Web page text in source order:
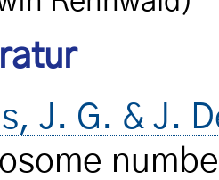
J. G. & J.